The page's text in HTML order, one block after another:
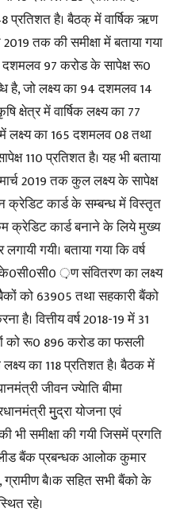
है। बैठक् में वार्षिक ऋण
तक की समीक्षा में बताया गया
दशमलव 97 करोड के सापेक्ष रू0
है, जो लक्ष्य का 94 दशमलव 14
क्षेत्र में वार्षिक लक्ष्य का 77
लक्ष्य का 165 दशमलव 08 तथा
110 प्रतिशत है। यह भी बताया
2019 तक कुल लक्ष्य के सापेक्ष
कार्ड के सम्बन्ध में विस्तृत
क्रेडिट कार्ड बनाने के लिये मुख्य
गयी। बताया गया कि वर्ष
़ण संवितरण का लक्ष्य
को 63905 तथा सहकारी बैंको
है। वित्तीय वर्ष 2018-19 में 31
को रू0 896 करोड का फसली
का 118 प्रतिशत है। बैठक में
जीवन ज्येाति बीमा
मुुद्रा योजना एवं
भी समीक्षा की गयी जिसमें प्रगति
लीड बैंक प्रबन्धक आलोक कुमार
ग्रामीण बै।क सहित सभी बैंको के
रहे।